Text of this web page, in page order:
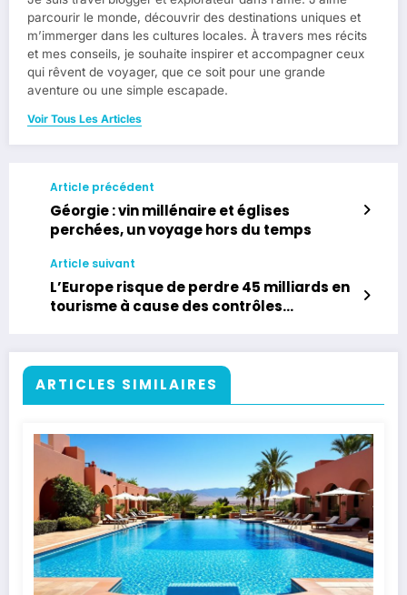
parcourir le monde, découvrir des destinations uniques et
m’immerger dans les cultures locales. À travers mes récits
et mes conseils, je souhaite inspirer et accompagner ceux
qui rêvent de voyager, que ce soit pour une grande
aventure ou une simple escapade.
Voir Tous Les Articles
Article précédent
Géorgie : vin millénaire et églises
perchées, un voyage hors du temps
Article suivant
L’Europe risque de perdre 45 milliards en
tourisme à cause des contrôles
ARTICLES SIMILAIRES